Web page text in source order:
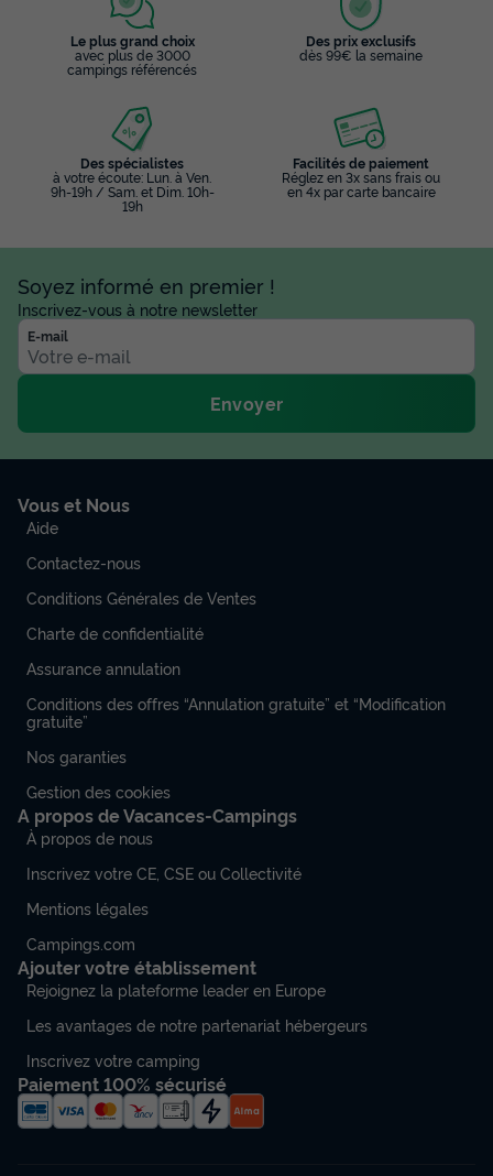
Le plus grand choix
avec plus de 3000
campings référencés
Des prix exclusifs
dès 99€ la semaine
Des spécialistes
à votre écoute: Lun. à Ven.
9h-19h / Sam. et Dim. 10h-
19h
Facilités de paiement
Réglez en 3x sans frais ou
en 4x par carte bancaire
Soyez informé en premier !
Inscrivez-vous à notre newsletter
E-mail
Envoyer
Vous et Nous
Aide
Contactez-nous
Conditions Générales de Ventes
Charte de confidentialité
Assurance annulation
Conditions des offres “Annulation gratuite” et “Modification
gratuite”
Nos garanties
Gestion des cookies
A propos de Vacances-Campings
À propos de nous
Inscrivez votre CE, CSE ou Collectivité
Mentions légales
Campings.com
Ajouter votre établissement
Rejoignez la plateforme leader en Europe
Les avantages de notre partenariat hébergeurs
Inscrivez votre camping
Paiement 100% sécurisé